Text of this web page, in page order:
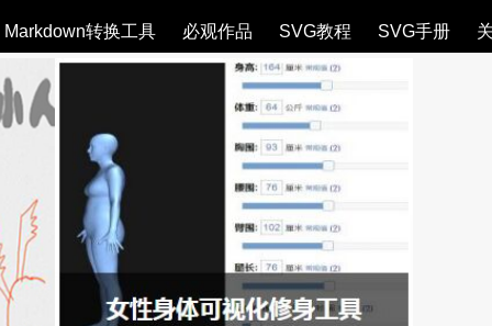
Markdown转换工具 必观作品 SVG教程 SVG手册